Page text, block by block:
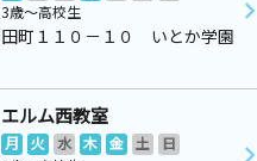
3歳～高校生
町１１０－１０ いとか学園
エルム西教室
月 火 水 木 金 土
日